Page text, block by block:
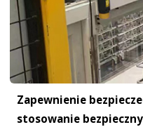
Zapewnienie
stosowanie